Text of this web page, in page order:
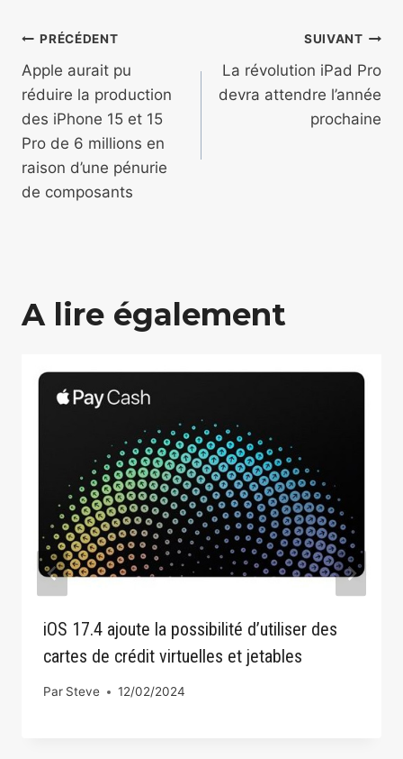
Navigation
de
l’article
PRÉCÉDENT
Apple aurait pu
réduire la production
des iPhone 15 et 15
Pro de 6 millions en
raison d’une pénurie
de composants
SUIVANT
La révolution iPad Pro
devra attendre l’année
prochaine
A lire également
iOS 17.4 ajoute la possibilité d’utiliser des
cartes de crédit virtuelles et jetables
Par Steve 12/02/2024